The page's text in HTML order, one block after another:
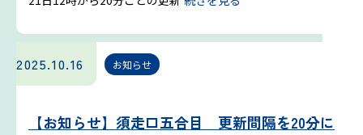
2025.10.16 お知らせ
【お知らせ】須走口五合目 更新間隔を20分に